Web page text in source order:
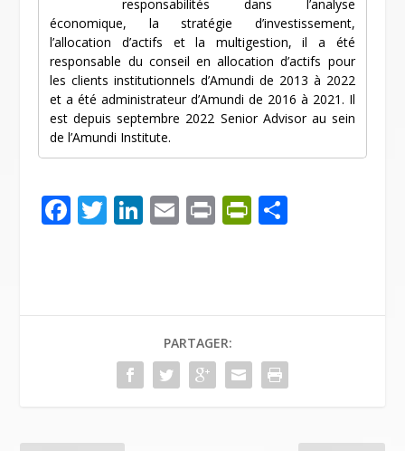
responsabilités dans l’analyse
économique, la stratégie d’investissement,
l’allocation d’actifs et la multigestion, il a été
responsable du conseil en allocation d’actifs pour
les clients institutionnels d’Amundi de 2013 à 2022
et a été administrateur d’Amundi de 2016 à 2021. Il
est depuis septembre 2022 Senior Advisor au sein
de l’Amundi Institute.
F
o
T Li
dI
n
E Pr Pr
e
n
dl
er
PARTAGER: